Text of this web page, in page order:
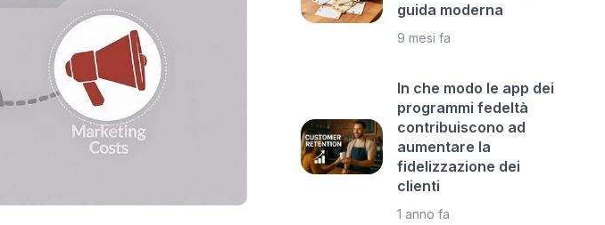
guida moderna
9 mesi fa
In che modo le app dei
programmi fedeltà
contribuiscono ad
aumentare la
fidelizzazione dei
clienti
1 anno fa